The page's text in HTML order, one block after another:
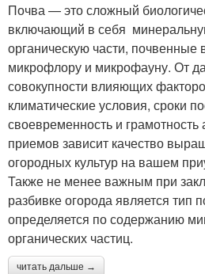
Почва — это сложный
включающий в себя
органическую части, почвенные
микрофлору и микрофауну. От
совокупности влияющих
климатические условия, сроки
своевременность и грамотность
приемов зависит качество
огородных культур на вашем
Также не менее важным при
разбивке огорода является тип
определяется по содержанию
органических частиц.
читать дальше →